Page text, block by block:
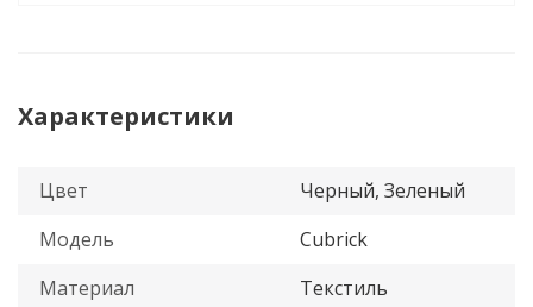
Характеристики
Цвет
Черный, Зеленый
Модель
Cubrick
Материал
Текстиль